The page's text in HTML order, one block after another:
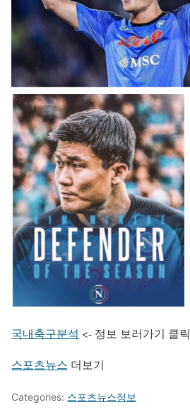
국내축구분석 <- 정보 보러가기 클릭
스포츠뉴스 더보기
Categories: 스포츠뉴스정보